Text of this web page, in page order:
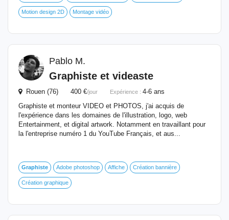
Motion design 2D Montage vidéo
Pablo M.
Graphiste et videaste
Rouen (76) 400 €/jour Expérience : 4-6 ans
Graphiste et monteur VIDEO et PHOTOS, j'ai acquis de
l'expérience dans les domaines de l'illustration, logo, web
Entertainment, et digital artwork. Notamment en travaillant pour
la l'entreprise numéro 1 du YouTube Français, et aus...
Graphiste Adobe photoshop Affiche Création bannière
Création graphique